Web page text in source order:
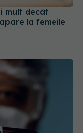
mult decât
la femeile